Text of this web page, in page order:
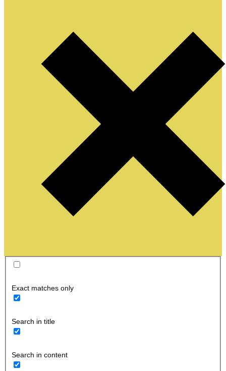
Exact matches only
Search in title
Search in content